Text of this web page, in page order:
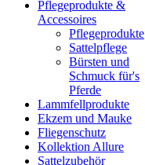
Pflegeprodukte &
Accessoires
Pflegeprodukte
Sattelpflege
Bürsten und
Schmuck für's
Pferde
Lammfellprodukte
Ekzem und Mauke
Fliegenschutz
Kollektion Allure
Sattelzubehör